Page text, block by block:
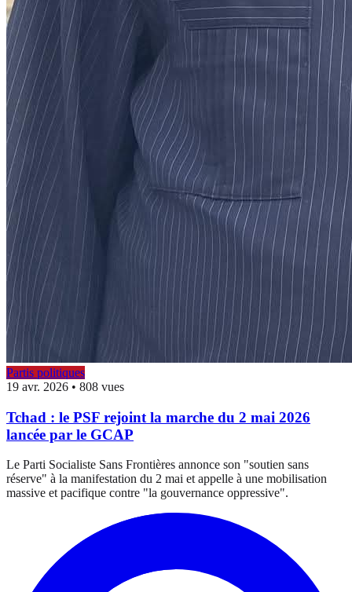
Partis politiques
19 avr. 2026 • 808 vues
Tchad : le PSF rejoint la marche du 2 mai 2026
lancée par le GCAP
Le Parti Socialiste Sans Frontières annonce son "soutien sans
réserve" à la manifestation du 2 mai et appelle à une mobilisation
massive et pacifique contre "la gouvernance oppressive".